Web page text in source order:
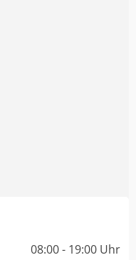
08:00 - 19:00 Uhr